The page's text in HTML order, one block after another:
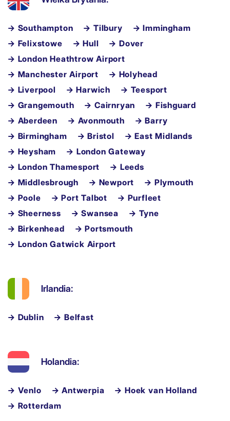
→ Southampton → Tilbury
→ Immingham
→ Felixstowe
→ Hull
→ Dover
→ London Heathtrow Airport
→ Manchester Airport
→ Holyhead
→ Liverpool
→ Harwich
→ Teesport
→ Grangemouth
→ Cairnryan
→ Fishguard
→ Aberdeen
→ Avonmouth
→ Barry
→ Birmingham
→ Bristol
→ East Midlands
→ Heysham
→ London Gateway
→ London Thamesport
→ Leeds
→ Middlesbrough
→ Newport
→ Plymouth
→ Poole
→ Port Talbot
→ Purfleet
→ Sheerness
→ Swansea
→ Tyne
→ Birkenhead
→ Portsmouth
→ London Gatwick Airport
Irlandia:
→ Dublin → Belfast
Holandia:
→ Venlo → Antwerpia
→ Hoek van Holland
→ Rotterdam